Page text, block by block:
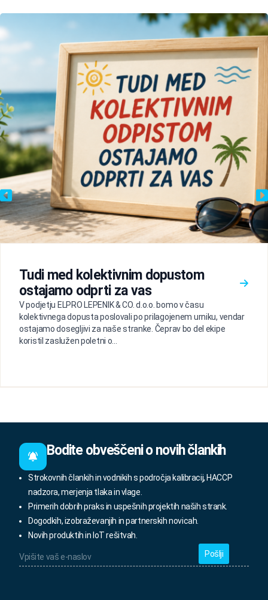
Tudi med kolektivnim dopustom
ostajamo odprti za vas
V podjetju ELPRO LEPENIK & CO. d.o.o. bomo v času
kolektivnega dopusta poslovali po prilagojenem urniku, vendar
ostajamo dosegljivi za naše stranke. Čeprav bo del ekipe
koristil zaslužen poletni o...
Bodite obveščeni o novih člankih
Strokovnih člankih in vodnikih s področja kalibracij, HACCP
nadzora, merjenja tlaka in vlage.
Primerih dobrih praks in uspešnih projektih naših strank.
Dogodkih, izobraževanjih in partnerskih novicah.
Novih produktih in IoT rešitvah.
vaš
e-